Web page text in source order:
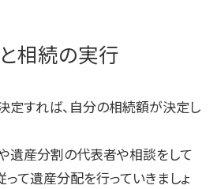
相続の実行
定すれば、自分の相続額が決定し
遺産分割の代表者や相談をして
て遺産分配を行っていきましょ